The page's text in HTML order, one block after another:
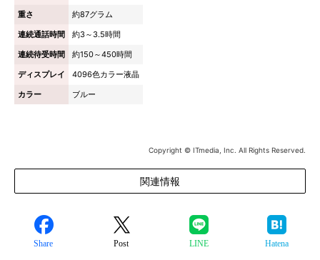
重さ
約87グラム
連続通話時間
約3～3.5時間
連続待受時間
約150～450時間
ディスプレイ
4096色カラー液晶
カラー
ブルー
Copyright © ITmedia, Inc. All Rights Reserved.
関連情報
Share Post LINE Hatena